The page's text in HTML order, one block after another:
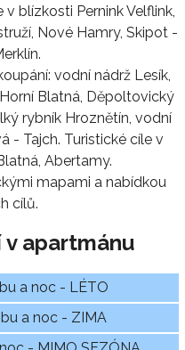
blízkosti Pernink Velflink,
Nové Hamry, Skipot -
vodní nádrž Lesík,
Blatná, Děpoltovický
rybník Hroznětín, vodní
- Tajch. Turistické cíle v
Abertamy.
mapami a nabídkou
cílů.
apartmánu
a noc - LÉTO
a noc - ZIMA